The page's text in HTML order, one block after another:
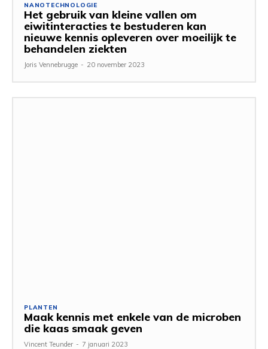
NANOTECHNOLOGIE
Het gebruik van kleine vallen om
eiwitinteracties te bestuderen kan
nieuwe kennis opleveren over moeilijk te
behandelen ziekten
Joris Vennebrugge - 20 november 2023
PLANTEN
Maak kennis met enkele van de microben
die kaas smaak geven
Vincent Teunder - 7 januari 2023